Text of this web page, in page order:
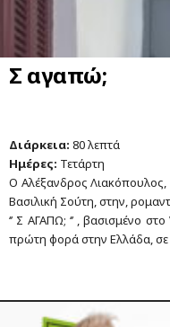
Σ αγαπώ;
Διάρκεια: 80 λεπτά
Ημέρες: Τετάρτη
Ο Αλέξανδρος Λιακόπουλος,
Βασιλική Σούτη, στην,
‘’ Σ ΑΓΑΠΩ; ‘’ , βασισμένο
πρώτη φορά στην Ελλάδα,